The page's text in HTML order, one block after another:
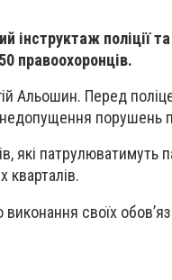
інструктаж поліції
правоохоронців.
Альошин. Перед
порушень
які патрулюватимуть
кварталів.
своїх